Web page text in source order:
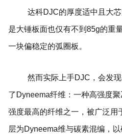
达科DJC的厚度适中且大
是大锤板面也仅有不到85g的重
一块偏稳定的弧圈板。
然而实际上手DJC，会发
了Dyneema纤维：一种高强度
强度最高的纤维之一，被广泛用
层为Dyneema维与碳素混编，